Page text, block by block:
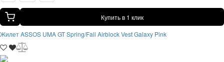
Купить в 1 клик
Жилет ASSOS UMA GT Spring/Fall Airblock Vest Galaxy Pink